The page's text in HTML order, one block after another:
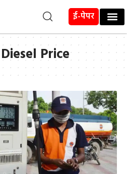
ई-पेपर
Price